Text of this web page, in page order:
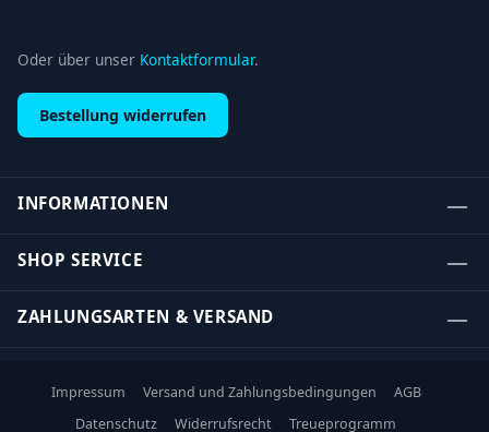
Oder über unser Kontaktformular.
Bestellung widerrufen
INFORMATIONEN
SHOP SERVICE
ZAHLUNGSARTEN & VERSAND
Impressum Versand und Zahlungsbedingungen
AGB
Datenschutz
Widerrufsrecht Treueprogramm